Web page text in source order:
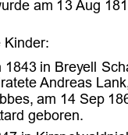

